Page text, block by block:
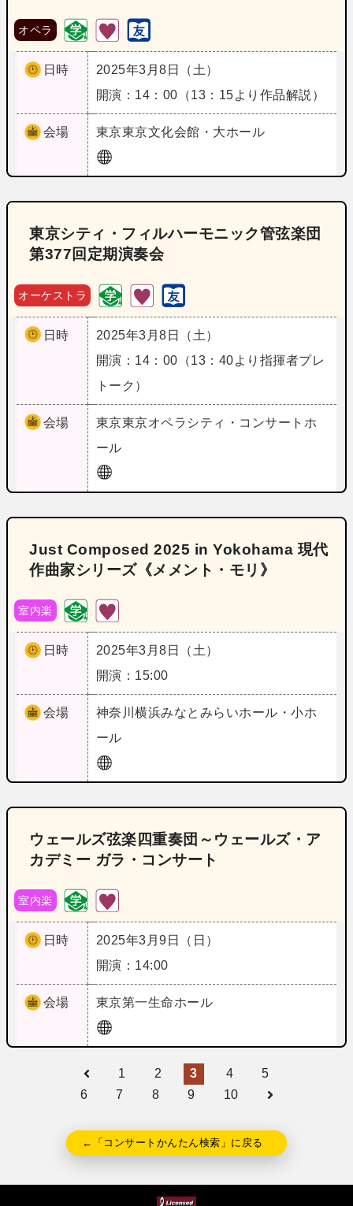
オペラ
日時
2025年3月8日（土）
開演：14：00（13：15より作品解説）
会場 東京東京文化会館・大ホール
東京シティ・フィルハーモニック管弦楽団
第377回定期演奏会
オーケストラ
日時
2025年3月8日（土）
開演：14：00（13：40より指揮者プレ
トーク）
会場 東京東京オペラシティ・コンサートホ
ール
Just Composed 2025 in Yokohama 現代
作曲家シリーズ《メメント・モリ》
室内楽
日時
2025年3月8日（土）
開演：15:00
会場 神奈川横浜みなとみらいホール・小ホ
ール
ウェールズ弦楽四重奏団～ウェールズ・ア
カデミー ガラ・コンサート
室内楽
日時
2025年3月9日（日）
開演：14:00
会場 東京第一生命ホール
1 2 3 4
5
6
7 8 9 10
←「コンサートかんたん検索」に戻る